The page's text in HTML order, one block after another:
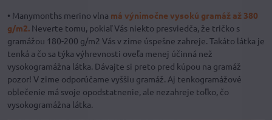
• Manymonths merino vlna má výnimočne vysokú gramáž až 380
g/m2. Neverte tomu, pokiaľ Vás niekto presviedča, že tričko s
gramážou 180-200 g/m2 Vás v zime úspešne zahreje. Takáto látka je
tenká a čo sa týka výhrevnosti oveľa menej účinná než
vysokogramážna látka. Dávajte si preto pred kúpou na gramáž
pozor! V zime odporúčame vyššiu gramáž. Aj tenkogramážové
oblečenie má svoje opodstatnenie, ale nezahreje toľko, čo
vysokogramážna látka.